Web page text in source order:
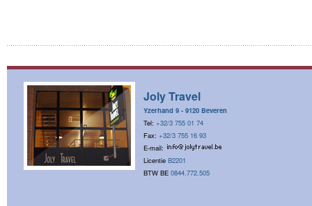
Joly Travel
Yzerhand 9 - 9120 Beveren
Tel: +32/3 755 01 74
Fax: +32/3 755 16 93
E-mail:
Licentie B2201
BTW BE 0844.772.505